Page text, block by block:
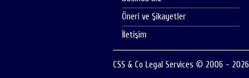
Öneri ve Şikayetler
İletişim
CSS & Co Legal Services © 2006 - 2026